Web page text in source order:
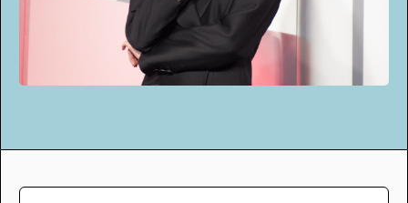
ティーンのうちにしかできない特別な体験を！